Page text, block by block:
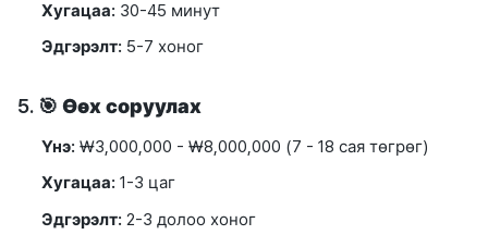
Хугацаа: 30-45 минут
Эдгэрэлт: 5-7 хоног
5. 🎯 Өөх соруулах
Үнэ: ₩3,000,000 - ₩8,000,000 (7 - 18 сая төгрөг)
Хугацаа: 1-3 цаг
Эдгэрэлт: 2-3 долоо хоног